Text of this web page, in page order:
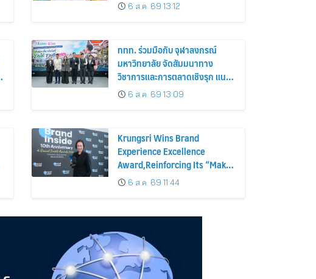
6 ส.ค. 69 13:12
ททท. ร่วมมือกับ จุฬาลงกรณ์
มหาวิทยาลัย จัดสัมมนาทาง
วิชาการและการตลาดเชิงรุก แนะ
เคล็ดลับปรับธุรกิจท่องเที่ยวไทย
“ขายได้ ขายดี ขายนาน”
6 ส.ค. 69 13:09
Krungsri Wins Brand
Experience Excellence
Award,Reinforcing Its “Make
Life Simple” Brand Promise
6 ส.ค. 69 11:44